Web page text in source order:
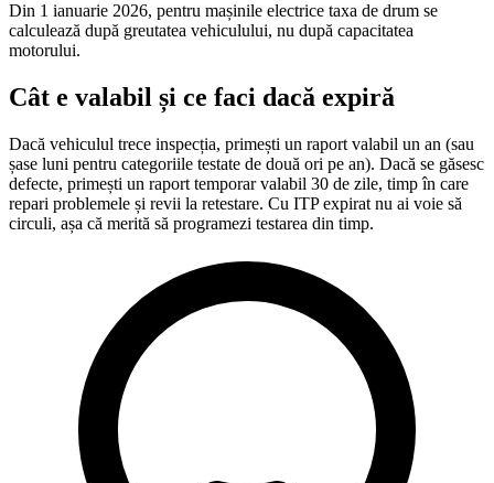
Din 1 ianuarie 2026, pentru mașinile electrice taxa de drum se
calculează după greutatea vehiculului, nu după capacitatea
motorului.
Cât e valabil și ce faci dacă expiră
Dacă vehiculul trece inspecția, primești un raport valabil un an (sau
șase luni pentru categoriile testate de două ori pe an). Dacă se găsesc
defecte, primești un raport temporar valabil 30 de zile, timp în care
repari problemele și revii la retestare. Cu ITP expirat nu ai voie să
circuli, așa că merită să programezi testarea din timp.